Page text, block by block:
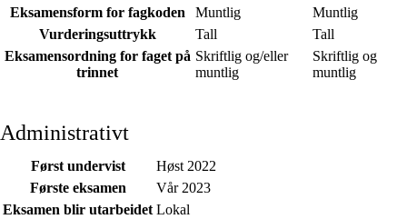
Eksamensform for fagkoden
Muntlig
Muntlig
Vurderingsuttrykk
Tall
Tall
Eksamensordning for faget på
trinnet
Skriftlig og/eller
muntlig
Skriftlig og
muntlig
Administrativt
Først undervist
Høst 2022
Første eksamen
Vår 2023
Eksamen blir utarbeidet Lokal